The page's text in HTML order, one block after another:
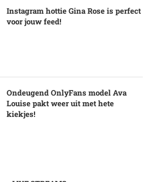
Instagram hottie Gina Rose is perfect
voor jouw feed!
Ondeugend OnlyFans model Ava
Louise pakt weer uit met hete
kiekjes!